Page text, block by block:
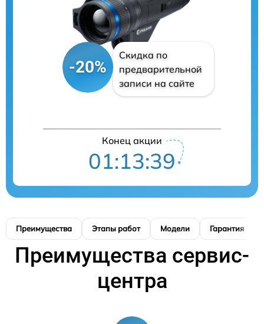
-20%
Скидка по
предварительной
записи на сайте
Конец акции
01:13:39
Преимущества Этапы работ Модели Гарантия
Преимущества сервис-
центра